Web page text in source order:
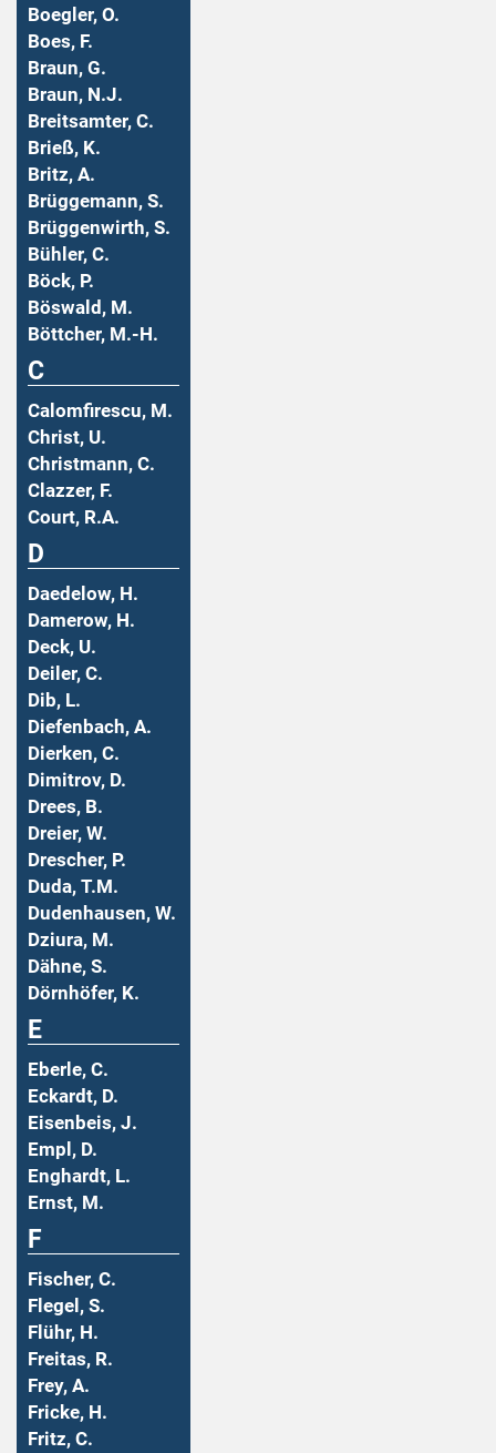
Boegler, O.
Boes, F.
Braun, G.
Braun, N.J.
Breitsamter, C.
Brieß, K.
Britz, A.
Brüggemann, S.
Brüggenwirth, S.
Bühler, C.
Böck, P.
Böswald, M.
Böttcher, M.-H.
C
Calomfirescu, M.
Christ, U.
Christmann, C.
Clazzer, F.
Court, R.A.
D
Daedelow, H.
Damerow, H.
Deck, U.
Deiler, C.
Dib, L.
Diefenbach, A.
Dierken, C.
Dimitrov, D.
Drees, B.
Dreier, W.
Drescher, P.
Duda, T.M.
Dudenhausen, W.
Dziura, M.
Dähne, S.
Dörnhöfer, K.
E
Eberle, C.
Eckardt, D.
Eisenbeis, J.
Empl, D.
Enghardt, L.
Ernst, M.
F
Fischer, C.
Flegel, S.
Flühr, H.
Freitas, R.
Frey, A.
Fricke, H.
Fritz, C.